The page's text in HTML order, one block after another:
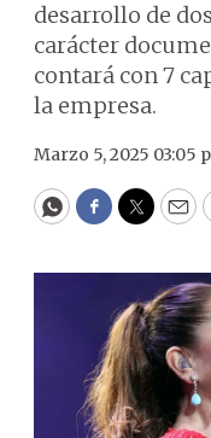
desarrollo de
carácter
contará con 7
la empresa.
Marzo 5, 2025 03:05
WhatsApp
Facebook